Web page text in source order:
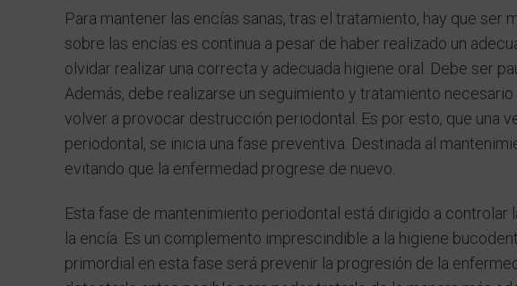
Para mantener las encías sanas, tras el tratamiento, hay que ser
sobre las encías es continua a pesar de haber realizado un
olvidar realizar una correcta y adecuada higiene oral. Debe ser
Además, debe realizarse un seguimiento y tratamiento
volver a provocar destrucción periodontal. Es por esto, que una
periodontal , se inicia una fase preventiva. Destinada al
evitando que la enfermedad progrese de nuevo.
Esta fase de mantenimiento periodontal está dirigido a controlar
la encía. Es un complemento imprescindible a la higiene
primordial en esta fase será prevenir la progresión de la